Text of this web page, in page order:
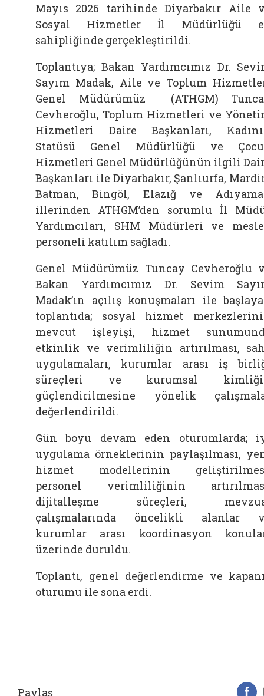
Mayıs 2026 tarihinde Diyarbakır Aile
Sosyal Hizmetler İl Müdürlüğü
sahipliğinde gerçekleştirildi.
Toplantıya; Bakan Yardımcımız Dr.
Sayım Madak, Aile ve Toplum
Genel Müdürümüz (ATHGM)
Cevheroğlu, Toplum Hizmetleri ve
Hizmetleri Daire Başkanları,
Statüsü Genel Müdürlüğü ve
Hizmetleri Genel Müdürlüğünün ilgili
Başkanları ile Diyarbakır, Şanlıurfa,
Batman, Bingöl, Elazığ ve
illerinden ATHGM’den sorumlu İl
Yardımcıları, SHM Müdürleri ve
personeli katılım sağladı.
Genel Müdürümüz Tuncay Cevheroğlu
Bakan Yardımcımız Dr. Sevim
Madak’ın açılış konuşmaları ile
toplantıda; sosyal hizmet
mevcut işleyişi, hizmet
etkinlik ve verimliliğin artırılması,
uygulamaları, kurumlar arası iş
süreçleri ve kurumsal
güçlendirilmesine yönelik
değerlendirildi.
Gün boyu devam eden oturumlarda;
uygulama örneklerinin paylaşılması,
hizmet modellerinin
personel verimliliğinin
dijitalleşme süreçleri,
çalışmalarında öncelikli alanlar
kurumlar arası koordinasyon
üzerinde duruldu.
Toplantı, genel değerlendirme ve
oturumu ile sona erdi.
Paylaş